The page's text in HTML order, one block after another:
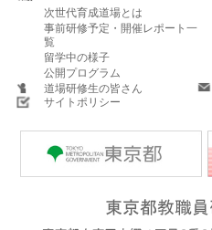
次世代育成道場とは
事前研修予定・開催レポート一
覧
留学中の様子
公開プログラム
道場研修生の皆さん
サイトポリシー